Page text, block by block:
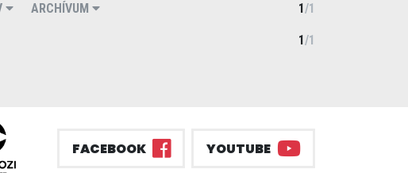
ARCHÍVUM 1/1
1/1
FACEBOOK YOUTUBE